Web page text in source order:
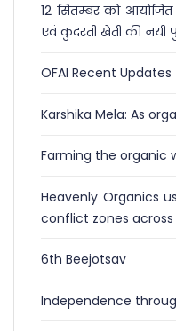
12 सितम्बर को आयोजित
एवं कुदरती खेती की नयी
OFAI Recent Updates
Karshika Mela: As
Farming the organic
Heavenly Organics
conflict zones across
6th Beejotsav
Independence